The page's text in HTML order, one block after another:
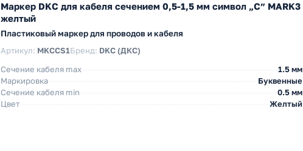
Маркер DKC для кабеля сечением 0,5-1,5 мм символ „C” MARK3
желтый
Пластиковый маркер для проводов и кабеля
Артикул: MKCCS1Бренд: DKC (ДКС)
Сечение кабеля max
1.5 мм
Маркировка
Буквенные
Сечение кабеля min
0.5 мм
Цвет
Желтый